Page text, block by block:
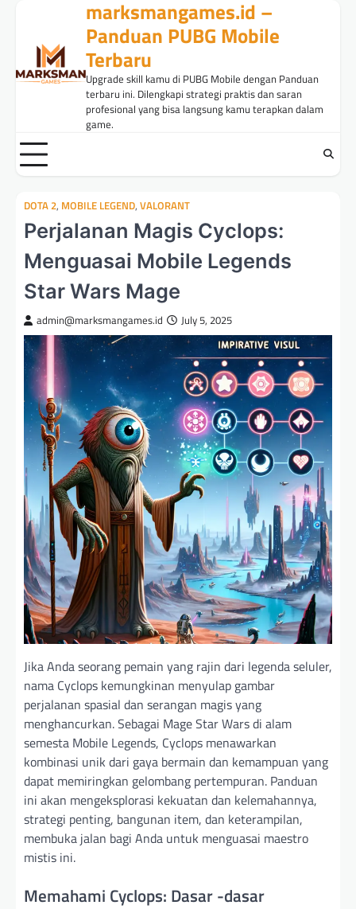
content
marksmangames.id –
Panduan PUBG Mobile
Terbaru
Upgrade skill kamu di PUBG Mobile dengan Panduan
terbaru ini. Dilengkapi strategi praktis dan saran
profesional yang bisa langsung kamu terapkan dalam
game.
DOTA 2, MOBILE LEGEND, VALORANT
Perjalanan Magis Cyclops:
Menguasai Mobile Legends
Star Wars Mage
admin@marksmangames.id July 5, 2025
Jika Anda seorang pemain yang rajin dari legenda seluler,
nama Cyclops kemungkinan menyulap gambar
perjalanan spasial dan serangan magis yang
menghancurkan. Sebagai Mage Star Wars di alam
semesta Mobile Legends, Cyclops menawarkan
kombinasi unik dari gaya bermain dan kemampuan yang
dapat memiringkan gelombang pertempuran. Panduan
ini akan mengeksplorasi kekuatan dan kelemahannya,
strategi penting, bangunan item, dan keterampilan,
membuka jalan bagi Anda untuk menguasai maestro
mistis ini.
Memahami Cyclops: Dasar -dasar